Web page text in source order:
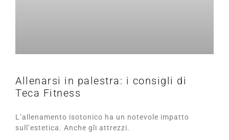
Allenarsi in palestra: i consigli di
Teca Fitness
L’allenamento isotonico ha un notevole impatto
sull’estetica. Anche gli attrezzi.